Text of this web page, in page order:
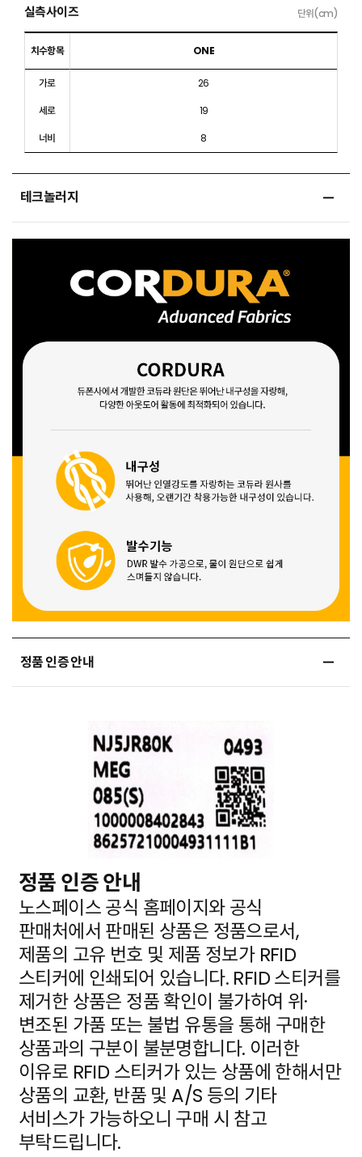
실측사이즈 단위(cm)
치수항목 ONE
가로
26
세로
19
너비
8
테크놀러지
정품 인증 안내
정품 인증 안내
노스페이스 공식 홈페이지와 공식
판매처에서 판매된 상품은 정품으로서,
제품의 고유 번호 및 제품 정보가 RFID
스티커에 인쇄되어 있습니다. RFID 스티커를
제거한 상품은 정품 확인이 불가하여 위·
변조된 가품 또는 불법 유통을 통해 구매한
상품과의 구분이 불분명합니다. 이러한
이유로 RFID 스티커가 있는 상품에 한해서만
상품의 교환, 반품 및 A/S 등의 기타
서비스가 가능하오니 구매 시 참고
부탁드립니다.